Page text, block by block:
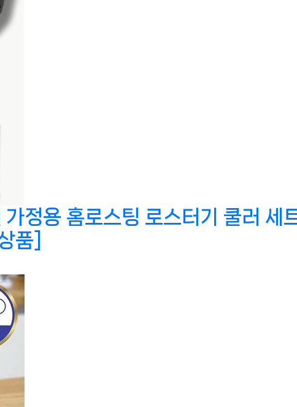
정용 홈로스팅 로스터기 쿨러 세
품]